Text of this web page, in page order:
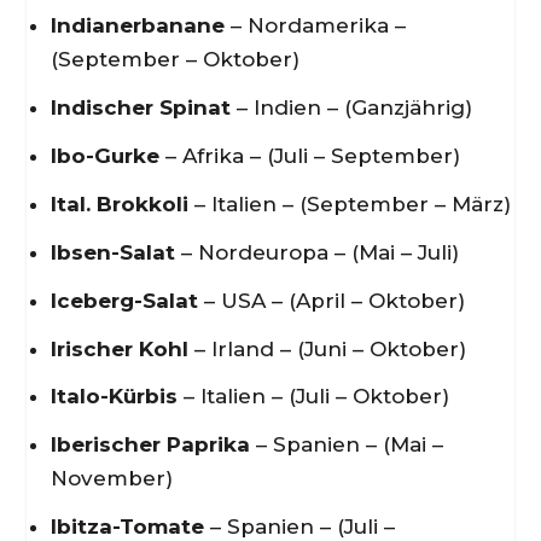
Indianerbanane– Nordamerika –
(September – Oktober)
Indischer Spinat– Indien – (Ganzjährig)
Ibo-Gurke– Afrika – (Juli – September)
Ital. Brokkoli – Italien – (September – März)
Ibsen-Salat– Nordeuropa – (Mai – Juli)
Iceberg-Salat– USA – (April – Oktober)
Irischer Kohl – Irland – (Juni – Oktober)
Italo-Kürbis – Italien – (Juli – Oktober)
Iberischer Paprika – Spanien – (Mai –
November)
Ibitza-Tomate– Spanien – (Juli –